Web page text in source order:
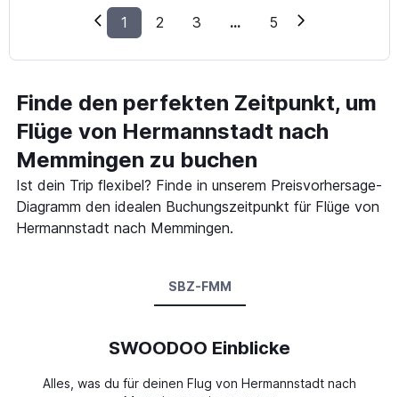
1 2 3 ... 5
Finde den perfekten Zeitpunkt, um
Flüge von Hermannstadt nach
Memmingen zu buchen
Ist dein Trip flexibel? Finde in unserem Preisvorhersage-
Diagramm den idealen Buchungszeitpunkt für Flüge von
Hermannstadt nach Memmingen.
SBZ-FMM
SWOODOO Einblicke
Alles, was du für deinen Flug von Hermannstadt nach